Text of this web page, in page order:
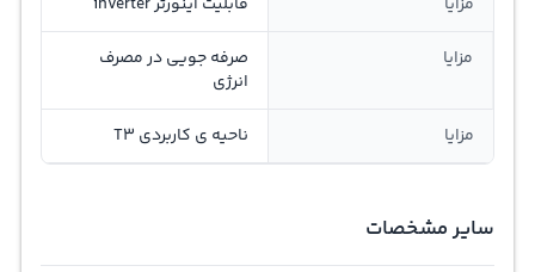
مزایا
صرفه جویی در مصرف
انرژی
مزایا ناحیه ی کاربردی T3
سایر مشخصات